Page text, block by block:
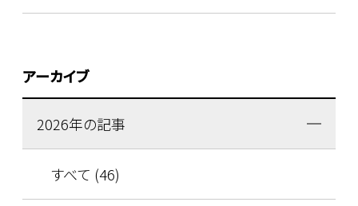
アーカイブ
2026年の記事
すべて (46)